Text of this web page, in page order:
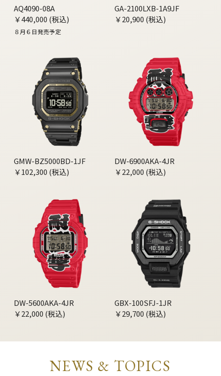
AQ4090-08A
￥440,000 (税込)
８月６日発売予定
GA-2100LXB-1A9JF
￥20,900 (税込)
GMW-BZ5000BD-1JF
￥102,300 (税込)
DW-6900AKA-4JR
￥22,000 (税込)
DW-5600AKA-4JR
￥22,000 (税込)
GBX-100SFJ-1JR
￥29,700 (税込)
NEWS & TOPICS